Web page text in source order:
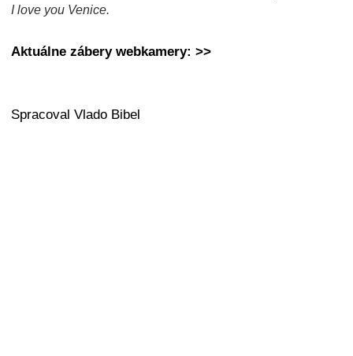
I love you Venice.
Aktuálne zábery webkamery: >>
Spracoval Vlado Bibel